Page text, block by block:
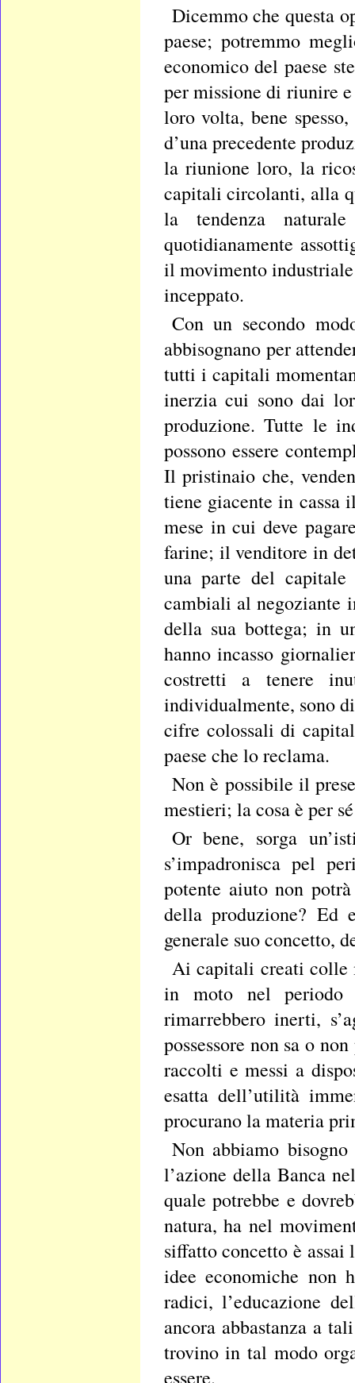
Dicemmo che questa
paese; potremmo
economico del paese
per missione di riunire
loro volta, bene
d’una precedente
la riunione loro, la
capitali circolanti, alla
la tendenza
quotidianamente
il movimento
inceppato.
Con un secondo
abbisognano per
tutti i capitali
inerzia cui sono dai
produzione. Tutte le
possono essere
Il pristinaio che,
tiene giacente in
mese in cui deve
farine; il venditore in
una parte del capitale
cambiali al negoziante
della sua bottega; in
hanno incasso
costretti a tenere
individualmente, sono
cifre colossali di
paese che lo reclama.
Non è possibile il
mestieri; la cosa è per
Or bene, sorga
s’impadronisca pel
potente aiuto non
della produzione?
generale suo concetto,
Ai capitali creati colle
in moto nel periodo
rimarrebbero inerti,
possessore non sa o
raccolti e messi a
esatta dell’utilità
procurano la materia
Non abbiamo
l’azione della Banca
quale potrebbe e
natura, ha nel
siffatto concetto è
idee economiche non
radici, l’educazione
ancora abbastanza a
trovino in tal modo
essere.